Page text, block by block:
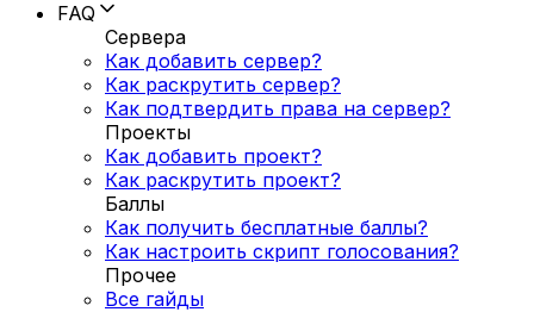
FAQ
Сервера
Как добавить сервер?
Как раскрутить сервер?
Как подтвердить права на сервер?
Проекты
Как добавить проект?
Как раскрутить проект?
Баллы
Как получить бесплатные баллы?
Как настроить скрипт голосования?
Прочее
Все гайды